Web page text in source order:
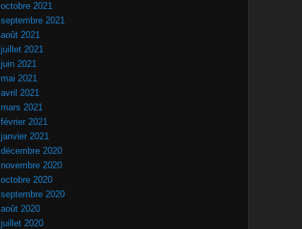
octobre 2021
septembre 2021
août 2021
juillet 2021
juin 2021
mai 2021
avril 2021
mars 2021
février 2021
janvier 2021
décembre 2020
novembre 2020
octobre 2020
septembre 2020
août 2020
juillet 2020